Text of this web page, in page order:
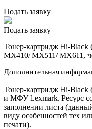
Подать заявку
Подать заявку
Тонер-картридж Hi-Black
MX410/ MX511/ MX611,
Дополнительная
Тонер-картридж Hi-Black
и МФУ Lexmark. Ресурс
заполнении листа
виду особенностей тех
печати).